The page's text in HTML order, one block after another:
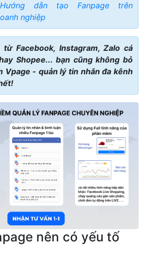
Hướng dẫn tạo Fanpage trên
nghiệp
từ Facebook, Instagram, Zalo cá
Shopee... bạn cũng không bỏ
Vpage - quản lý tin nhắn đa kênh
nên có yếu tố